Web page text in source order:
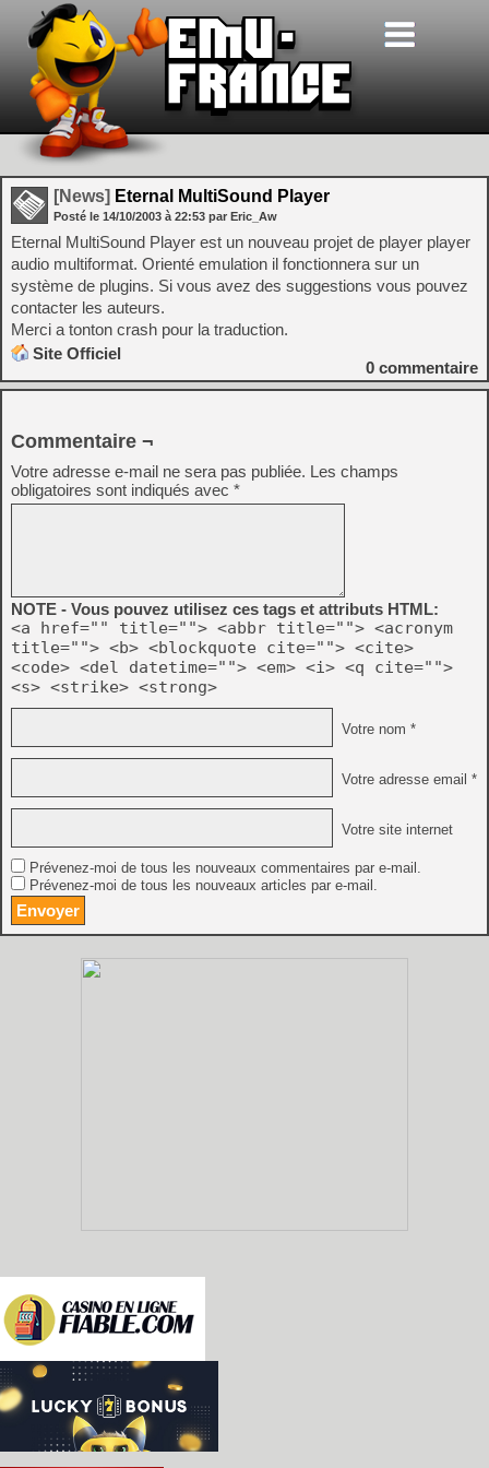
[News] Eternal MultiSound Player
Posté le 14/10/2003 à 22:53 par Eric_Aw
Eternal MultiSound Player est un nouveau projet de player player
audio multiformat. Orienté emulation il fonctionnera sur un
système de plugins. Si vous avez des suggestions vous pouvez
contacter les auteurs.
Merci a tonton crash pour la traduction.
Site Officiel
0 commentaire
Commentaire ¬
Votre adresse e-mail ne sera pas publiée. Les champs
obligatoires sont indiqués avec *
NOTE - Vous pouvez utilisez ces tags et attributs HTML:
<a href="" title=""> <abbr title=""> <acronym
title=""> <b> <blockquote cite=""> <cite>
<code> <del datetime=""> <em> <i> <q cite="">
<s> <strike> <strong>
Votre nom *
Votre adresse email *
Votre site internet
Prévenez-moi de tous les nouveaux commentaires par e-mail.
Prévenez-moi de tous les nouveaux articles par e-mail.